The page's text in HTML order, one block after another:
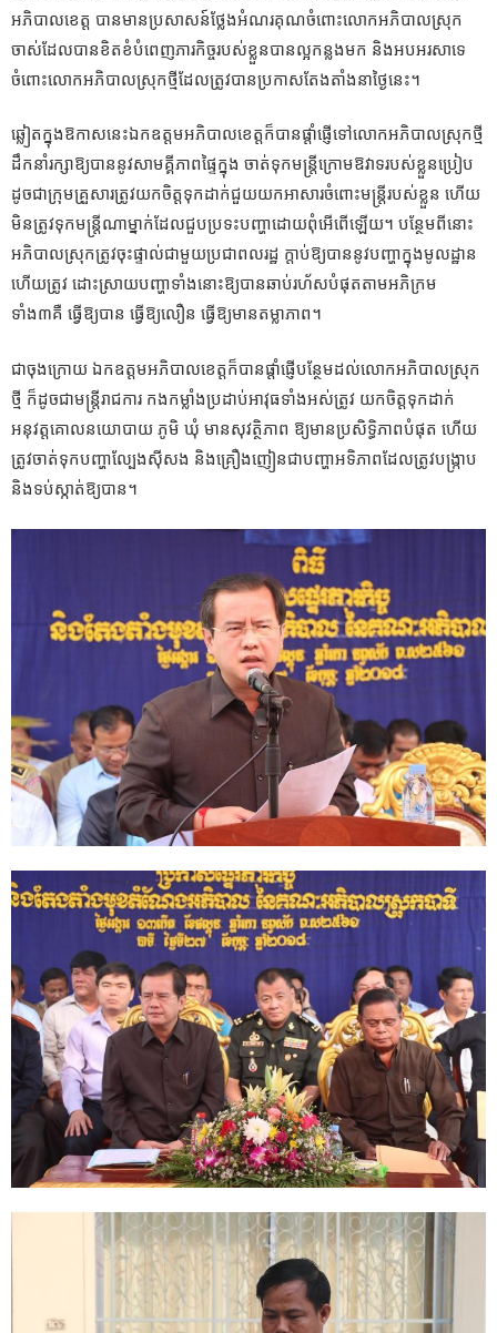
អភិបាលខេត្ត បានមានប្រសាសន៍ថ្លែងអំណរគុណចំពោះលោកអភិបាលស្រុក
ចាស់ដែលបានខិតខំបំពេញភារកិច្ចរបស់ខ្លួនបានល្អកន្លងមក និងអបអរសាទេ
ចំពោះលោកអភិបាលស្រុកថ្មីដែលត្រូវបានប្រកាសតែងតាំងនាថ្ងៃនេះ។
ឆ្លៀតក្នុងឱកាសនេះឯកឧត្តមអភិបាលខេត្តក៏បានផ្តាំផ្ញើទៅលោកអភិបាលស្រុកថ្មី
ដឹកនាំរក្សាឱ្យបាននូវសាមគ្គីភាពផ្ទៃក្នុង ចាត់ទុកមន្ត្រីក្រោមឱវាទរបស់ខ្លួនប្រៀប
ដូចជាក្រុមគ្រួសារត្រូវយកចិត្តទុកដាក់ជួយយកអាសារចំពោះមន្ត្រីរបស់ខ្លួន ហើយ
មិនត្រូវទុកមន្ត្រីណាម្នាក់ដែលជួបប្រទះបញ្ហាដោយពុំអើពើឡើយ។ បន្ថែមពីនោះ
អភិបាលស្រុកត្រូវចុះផ្ទាល់ជាមួយប្រជាពលរដ្ឋ ក្តាប់ឱ្យបាននូវបញ្ហាក្នុងមូលដ្ឋាន
ហើយត្រូវ ដោះស្រាយបញ្ហាទាំងនោះឱ្យបានឆាប់រហ័សបំផុតតាមអភិក្រម
ទាំង៣គឺ ធ្វើឱ្យបាន ធ្វើឱ្យលឿន ធ្វើឱ្យមានតម្លាភាព។
ជាចុងក្រោយ ឯកឧត្តមអភិបាលខេត្តក៏បានផ្តាំផ្ញើបន្ថែមដល់លោកអភិបាលស្រុក
ថ្មី ក៏ដូចជាមន្ត្រីរាជការ កងកម្លាំងប្រដាប់អាវុធទាំងអស់ត្រូវ យកចិត្តទុកដាក់
អនុវត្តគោលនយោបាយ ភូមិ ឃុំ មានសុវត្ថិភាព ឱ្យមានប្រសិទ្ធិភាពបំផុត ហើយ
ត្រូវចាត់ទុកបញ្ហាល្បែងស៊ីសង និងគ្រឿងញៀនជាបញ្ហាអទិភាពដែលត្រូវបង្ក្រាប
និងទប់ស្កាត់ឱ្យបាន។